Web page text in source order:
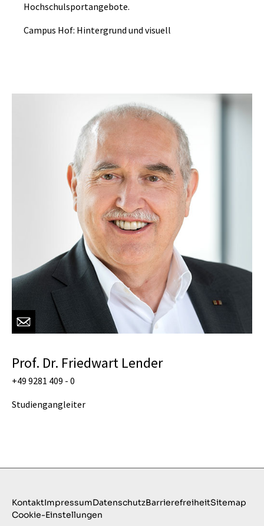
Hochschulsportangebote.
Campus Hof: Hintergrund und visuell
Prof. Dr. Friedwart Lender
+49 9281 409 - 0
Studiengangleiter
KontaktImpressumDatenschutzBarrierefreiheitSitemap
Cookie-Einstellungen